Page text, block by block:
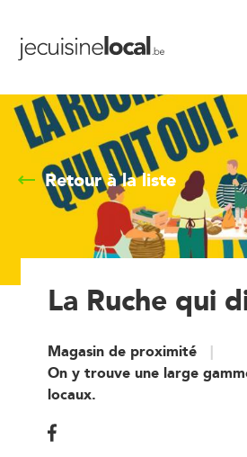
Retour à la liste
La Ruche qui
Magasin de proximité
On y trouve une large
locaux.